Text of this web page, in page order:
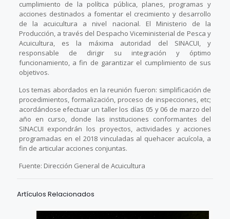
cumplimiento de la política pública, planes, programas y
acciones destinados a fomentar el crecimiento y desarrollo
de la acuicultura a nivel nacional. El Ministerio de la
Producción, a través del Despacho Viceministerial de Pesca y
Acuicultura, es la máxima autoridad del SINACUI, y
responsable de dirigir su integración y óptimo
funcionamiento, a fin de garantizar el cumplimiento de sus
objetivos.
Los temas abordados en la reunión fueron: simplificación de
procedimientos, formalización, proceso de inspecciones, etc;
acordándose efectuar un taller los días 05 y 06 de marzo del
año en curso, donde las instituciones conformantes del
SINACUI expondrán los proyectos, actividades y acciones
programadas en el 2018 vinculadas al quehacer acuícola, a
fin de articular acciones conjuntas.
Fuente: Dirección General de Acuicultura
Artículos Relacionados